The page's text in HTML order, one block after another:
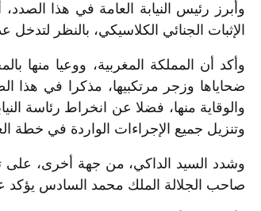
وأبرز رئيس النيابة العامة في هذا
الإثبات الجنائي الكلاسيكي، بالنظر
وأكد أن المملكة المغربية، ووعيا
ضحاياها وزجر مرتكبيها، مذكرا في هذا
والوقاية منها، فضلا عن انخراط رئاسة
وتنزيل جميع الإجراءات الواردة في
وشدد السيد الداكي، من جهة أخرى، على
صاحب الجلالة الملك محمد السادس يؤكد